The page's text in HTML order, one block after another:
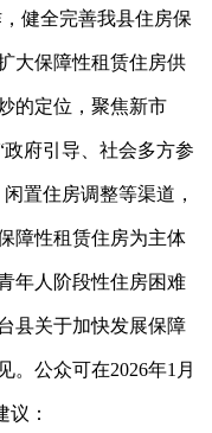
健全完善我县住房保
大保障性租赁住房供
的定位，聚焦新市
府引导、社会多方参
置住房调整等渠道，
障性租赁住房为主体
年人阶段性住房困难
县关于加快发展保障
。公众可在2026年1月
议：